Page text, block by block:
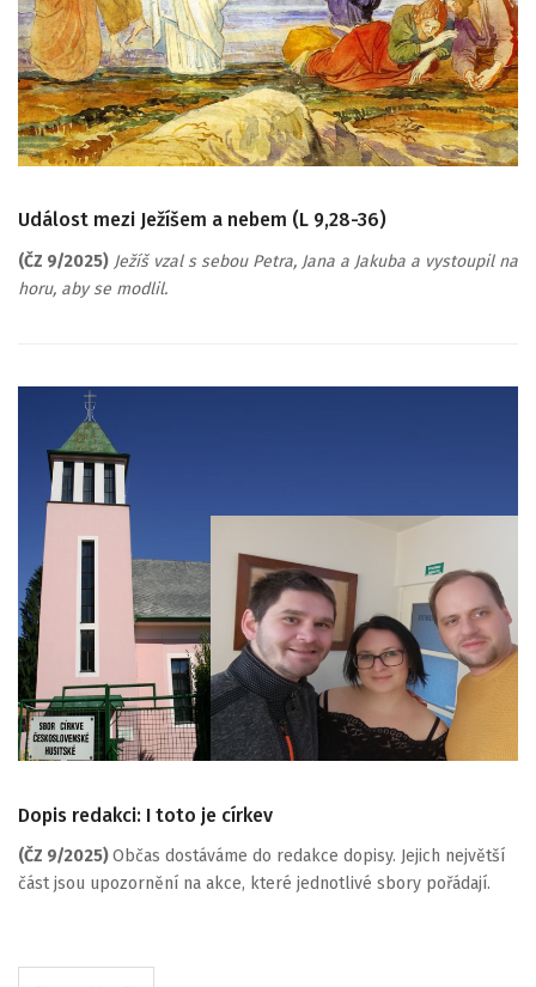
Událost mezi Ježíšem a nebem (L 9,28-36)
(ČZ 9/2025) Ježíš vzal s sebou Petra, Jana a Jakuba a vystoupil na
horu, aby se modlil.
Dopis redakci: I toto je církev
(ČZ 9/2025)Občas dostáváme do redakce dopisy. Jejich největší
část jsou upozornění na akce, které jednotlivé sbory pořádají.